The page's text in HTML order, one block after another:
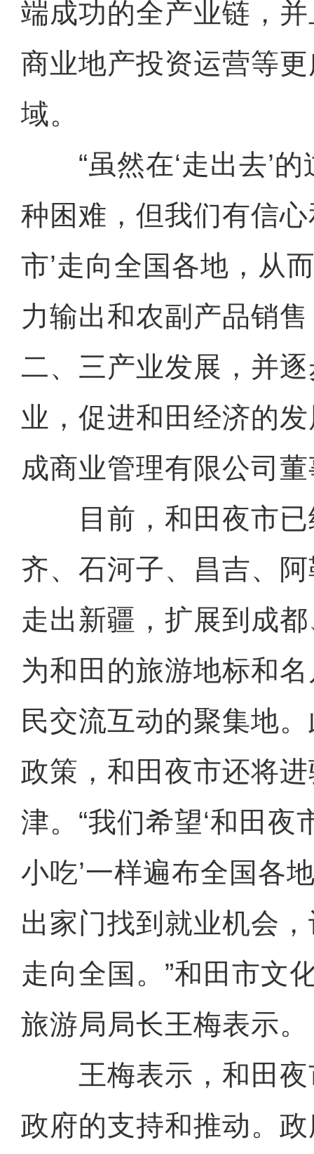
端成功的全产业链，
商业地产投资运营等
域。
“虽然在‘走出去’的
种困难，但我们有信
市’走向全国各地，从
力输出和农副产品销
二、三产业发展，并
业，促进和田经济的
成商业管理有限公司
目前，和田夜市已
齐、石河子、昌吉、
走出新疆，扩展到成
为和田的旅游地标和
民交流互动的聚集地
政策，和田夜市还将
津。“我们希望‘和田夜
小吃’一样遍布全国各
出家门找到就业机会
走向全国。”和田市文
旅游局局长王梅表示。
王梅表示，和田夜
政府的支持和推动。